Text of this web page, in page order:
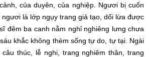
của duyên, của nghiệp. Ngươi bị cuốn
là lớp ngụy trang giả tạo, dối lừa được
đêm ba canh nằm nghỉ nghiêng lưng chưa
khắc không thèm sốngtự do tự tại. Ngài
câu thúc lễ nghi, trang nghiêm thân,trang